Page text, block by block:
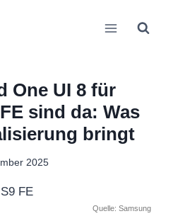
One UI 8 für
sind da: Was
bringt
2025
Quelle: Samsung